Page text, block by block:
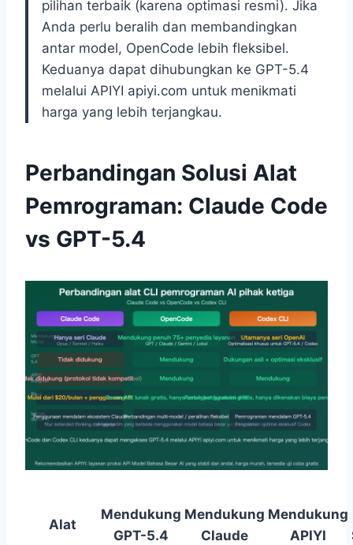
pilihan terbaik (karena optimasi resmi). Jika
Anda perlu beralih dan membandingkan
antar model, OpenCode lebih fleksibel.
Keduanya dapat dihubungkan ke GPT-5.4
melalui APIYI apiyi.com untuk menikmati
harga yang lebih terjangkau.
Perbandingan Solusi Alat
Pemrograman: Claude Code
vs GPT-5.4
Alat
Mendukung
GPT-5.4
Mendukung
Claude
Mendukung
APIYI